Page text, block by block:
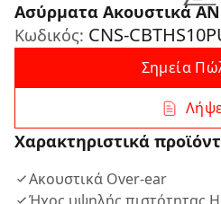
Ασύρματα Ακουστικά
Κωδικός: CNS-
Σημεία
Χαρακτηριστικά
Ακουστικά Over-ear